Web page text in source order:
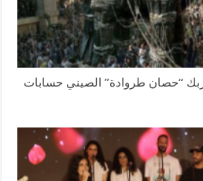
“حصان طروادة” الصيني حسابات